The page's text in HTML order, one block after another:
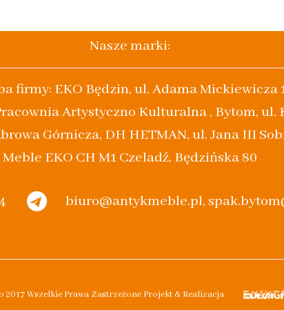
Nasze marki:
firmy: EKO Będzin, ul. Adama Mickiewicza
Artystyczno Kulturalna , Bytom, ul.
Górnicza, DH HETMAN, ul. Jana III
Meble EKO CH M1 Czeladź, Będzińska 80
biuro@antykmeble.pl,
2017 Wszelkie Prawa Zastrzeżone Projekt & Realizacja